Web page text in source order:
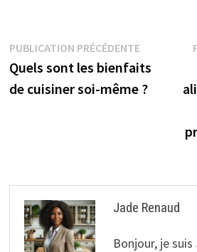
Navigation
de
PUBLICATION PRÉCÉDENTE
précédente :
Quels sont les bienfaits
de cuisiner soi-même ?
Jade Renaud
Bonjour, je